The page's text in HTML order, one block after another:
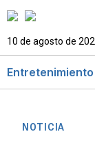
10 de agosto de
Entretenimiento
NOTICIA